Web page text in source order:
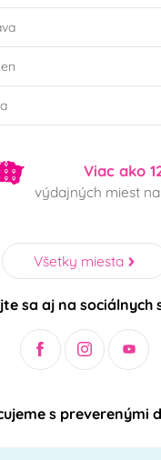
Viac ako
výdajných miest
Všetky miesta
sa aj na sociálnych
s preverenými